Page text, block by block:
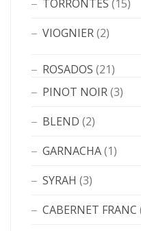
TORRONTÉS (15)
VIOGNIER(2)
ROSADOS (21)
PINOT NOIR(3)
BLEND (2)
GARNACHA(1)
SYRAH (3)
CABERNET FRANC